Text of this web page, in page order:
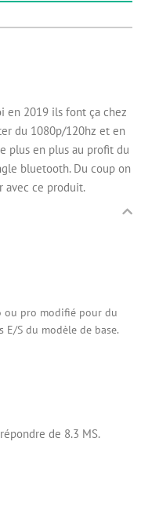
en 2019 ils font ça chez
du 1080p/120hz et en
plus en plus au profit du
bluetooth. Du coup on
avec ce produit.
ou pro modifié pour du
E/S du modèle de base.
de 8.3 MS.